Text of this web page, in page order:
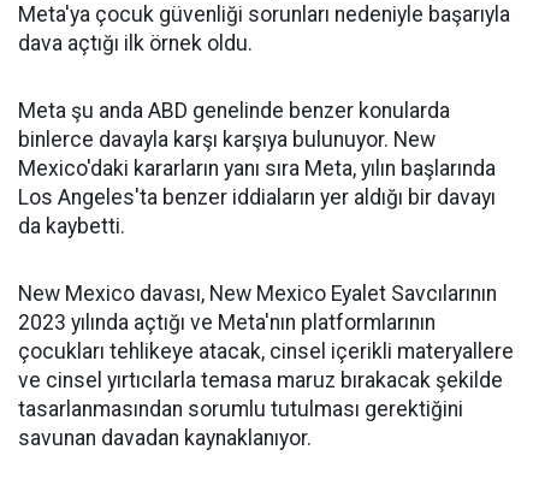
Meta'ya çocuk güvenliği sorunları nedeniyle başarıyla
dava açtığı ilk örnek oldu.
Meta şu anda ABD genelinde benzer konularda
binlerce davayla karşı karşıya bulunuyor. New
Mexico'daki kararların yanı sıra Meta, yılın başlarında
Los Angeles'ta benzer iddiaların yer aldığı bir davayı
da kaybetti.
New Mexico davası, New Mexico Eyalet Savcılarının
2023 yılında açtığı ve Meta'nın platformlarının
çocukları tehlikeye atacak, cinsel içerikli materyallere
ve cinsel yırtıcılarla temasa maruz bırakacak şekilde
tasarlanmasından sorumlu tutulması gerektiğini
savunan davadan kaynaklanıyor.